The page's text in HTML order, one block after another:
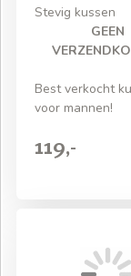
Stevig kussen
GEEN
Best verkocht
voor mannen!
119,-